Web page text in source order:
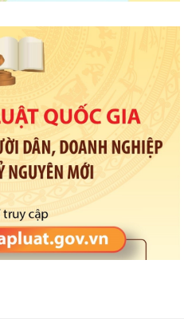
237/KH-SYT về phòng, chống suy
SỐ 150/KH-UBND
TĂNG TRƯỞNG KINH TẾ, PHẤN
BÌNH...
DƯƠNG TỔ CHỨC TUYÊN TRUYỀN
CHỐNG...
NGHỊ TOÀN QUỐC NGHIÊN CỨU,
THỰC HIỆN...
LÃNH ĐẠO UBND PHƯỜNG (Từ